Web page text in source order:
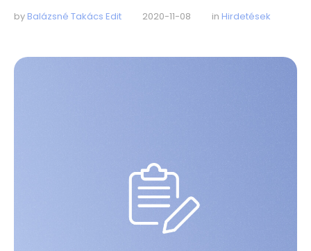
by Balázsné Takács Edit 2020-11-08 in Hirdetések